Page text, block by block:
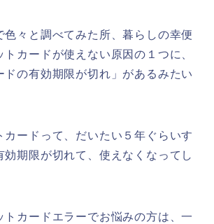
色々と調べてみた所、暮らしの幸便
カードが使えない原因の１つに、
ドの有効期限が切れ」があるみたい
カードって、だいたい５年ぐらいす
効期限が切れて、使えなくなってし
トカードエラーでお悩みの方は、一